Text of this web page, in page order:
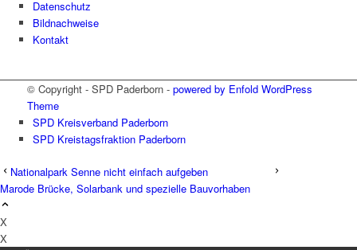
Datenschutz
Bildnachweise
Kontakt
© Copyright - SPD Paderborn - powered by Enfold WordPress
Theme
SPD Kreisverband Paderborn
SPD Kreistagsfraktion Paderborn
Nationalpark Senne nicht einfach aufgeben
Marode Brücke, Solarbank und spezielle Bauvorhaben
X
X